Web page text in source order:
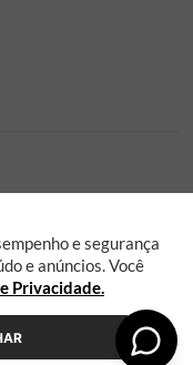
e segurança
e anúncios. Você
Privacidade.
Radasha Comércio
F, nº 329, LT12 QDXI
nº 55.871.646/0001-36